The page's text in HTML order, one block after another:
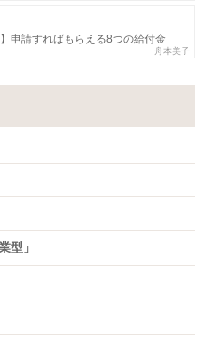
】申請すればもらえる8つの給付金
舟本美子
型」